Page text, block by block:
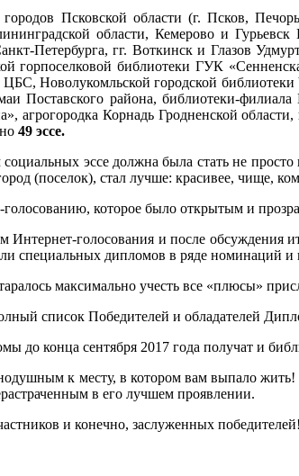
Псковской области (г. Псков,
области, Кемерово и
Петербурга,гг. Воткинск и Глазов
горпоселковой библиотеки ГУК
Новолукомльской городской библиотеки
Поставского района, библиотеки-
агрогородка Корнадь Гродненской области,
49 эссе.
эссе должна была стать не просто
(поселок), стал лучше: красивее, чище,
голосованию, которое было открытым и
Интернет-голосования и после
специальных дипломов в ряде номинаций и
максимально учесть все «плюсы»
список Победителей и обладателей
до конца сентября 2017 года получат и
к месту, в котором вам выпало
в его лучшем проявлении.
и конечно, заслуженных победителей!